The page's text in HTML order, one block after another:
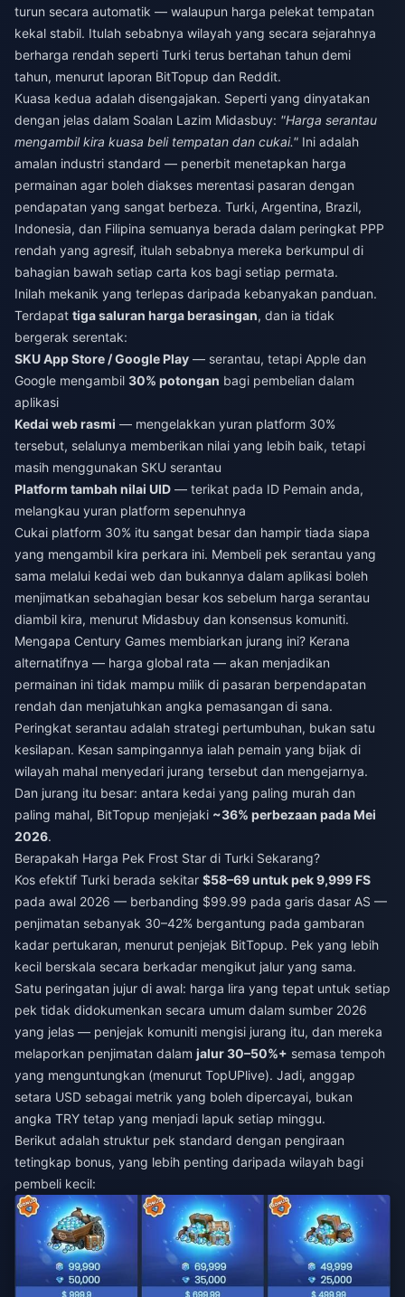
turun secara automatik — walaupun harga pelekat tempatan
kekal stabil. Itulah sebabnya wilayah yang secara sejarahnya
berharga rendah seperti Turki terus bertahan tahun demi
tahun, menurut laporan BitTopup dan Reddit.
Kuasa kedua adalah disengajakan. Seperti yang dinyatakan
dengan jelas dalam Soalan Lazim Midasbuy: "Harga serantau
mengambil kira kuasa beli tempatan dan cukai." Ini adalah
amalan industri standard — penerbit menetapkan harga
permainan agar boleh diakses merentasi pasaran dengan
pendapatan yang sangat berbeza. Turki, Argentina, Brazil,
Indonesia, dan Filipina semuanya berada dalam peringkat PPP
rendah yang agresif, itulah sebabnya mereka berkumpul di
bahagian bawah setiap carta kos bagi setiap permata.
Inilah mekanik yang terlepas daripada kebanyakan panduan.
Terdapat tiga saluran harga berasingan, dan ia tidak
bergerak serentak:
SKU App Store / Google Play — serantau, tetapi Apple dan
Google mengambil 30% potongan bagi pembelian dalam
aplikasi
Kedai web rasmi — mengelakkan yuran platform 30%
tersebut, selalunya memberikan nilai yang lebih baik, tetapi
masih menggunakan SKU serantau
Platform tambah nilai UID — terikat pada ID Pemain anda,
melangkau yuran platform sepenuhnya
Cukai platform 30% itu sangat besar dan hampir tiada siapa
yang mengambil kira perkara ini. Membeli pek serantau yang
sama melalui kedai web dan bukannya dalam aplikasi boleh
menjimatkan sebahagian besar kos sebelum harga serantau
diambil kira, menurut Midasbuy dan konsensus komuniti.
Mengapa Century Games membiarkan jurang ini? Kerana
alternatifnya — harga global rata — akan menjadikan
permainan ini tidak mampu milik di pasaran berpendapatan
rendah dan menjatuhkan angka pemasangan di sana.
Peringkat serantau adalah strategi pertumbuhan, bukan satu
kesilapan. Kesan sampingannya ialah pemain yang bijak di
wilayah mahal menyedari jurang tersebut dan mengejarnya.
Dan jurang itu besar: antara kedai yang paling murah dan
paling mahal, BitTopup menjejaki ~36% perbezaan pada Mei
2026.
Berapakah Harga Pek Frost Star di Turki Sekarang?
Kos efektif Turki berada sekitar $58–69 untuk pek 9,999 FS
pada awal 2026 — berbanding $99.99 pada garis dasar AS —
penjimatan sebanyak 30–42% bergantung pada gambaran
kadar pertukaran, menurut penjejak BitTopup. Pek yang lebih
kecil berskala secara berkadar mengikut jalur yang sama.
Satu peringatan jujur di awal: harga lira yang tepat untuk setiap
pek tidak didokumenkan secara umum dalam sumber 2026
yang jelas — penjejak komuniti mengisi jurang itu, dan mereka
melaporkan penjimatan dalam jalur 30–50%+ semasa tempoh
yang menguntungkan (menurut TopUPlive). Jadi, anggap
setara USD sebagai metrik yang boleh dipercayai, bukan
angka TRY tetap yang menjadi lapuk setiap minggu.
Berikut adalah struktur pek standard dengan pengiraan
tetingkap bonus, yang lebih penting daripada wilayah bagi
pembeli kecil: